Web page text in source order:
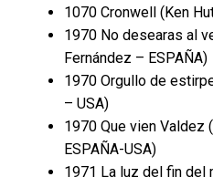
1070 Cronwell (Ken
1970 No desearas al
Fernández – ESPAÑA)
1970 Orgullo de
– USA)
1970 Que vien Valdez
ESPAÑA-USA)
1971 La luz del fin del